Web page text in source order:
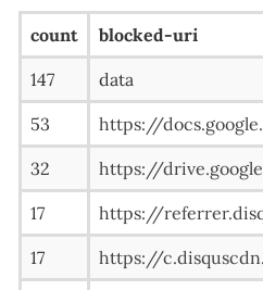
count blocked-uri
147 data
53 https://
32 https://
17 https://
17 https://